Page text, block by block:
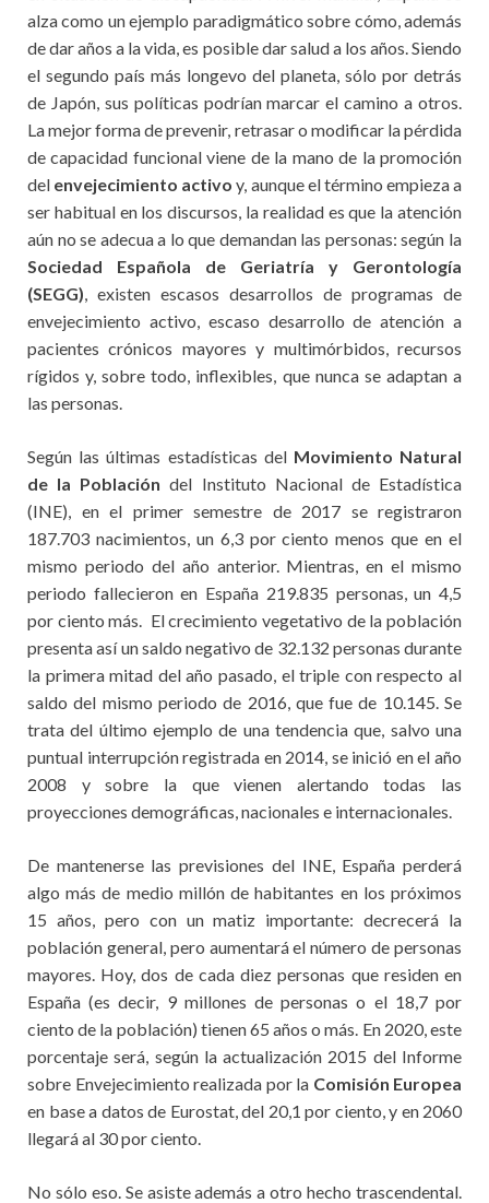
alza como un ejemplo paradigmático sobre cómo, además
de dar años a la vida, es posible dar salud a los años. Siendo
el segundo país más longevo del planeta, sólo por detrás
de Japón, sus políticas podrían marcar el camino a otros.
La mejor forma de prevenir, retrasar o modificar la pérdida
de capacidad funcional viene de la mano de la promoción
del envejecimiento activo y, aunque el término empieza a
ser habitual en los discursos, la realidad es que la atención
aún no se adecua a lo que demandan las personas: según la
Sociedad Española de Geriatría y Gerontología
(SEGG), existen escasos desarrollos de programas de
envejecimiento activo, escaso desarrollo de atención a
pacientes crónicos mayores y multimórbidos, recursos
rígidos y, sobre todo, inflexibles, que nunca se adaptan a
las personas.
Según las últimas estadísticas del Movimiento Natural
de la Poblacióndel Instituto Nacional de Estadística
(INE), en el primer semestre de 2017 se registraron
187.703 nacimientos, un 6,3 por ciento menos que en el
mismo periodo del año anterior. Mientras, en el mismo
periodo fallecieron en España 219.835 personas, un 4,5
por ciento más. El crecimiento vegetativo de la población
presenta así un saldo negativo de 32.132 personas durante
la primera mitad del año pasado, el triple con respecto al
saldo del mismo periodo de 2016, que fue de 10.145. Se
trata del último ejemplo de una tendencia que, salvo una
puntual interrupción registrada en 2014, se inició en el año
2008 y sobre la que vienen alertando todas las
proyecciones demográficas, nacionales e internacionales.
De mantenerse las previsiones del INE, España perderá
algo más de medio millón de habitantes en los próximos
15 años, pero con un matiz importante: decrecerá la
población general, pero aumentará el número de personas
mayores. Hoy, dos de cada diez personas que residen en
España (es decir, 9 millones de personas o el 18,7 por
ciento de la población) tienen 65 años o más. En 2020, este
porcentaje será, según la actualización 2015 del Informe
sobre Envejecimiento realizada por la Comisión Europea
en base a datos de Eurostat, del 20,1 por ciento, y en 2060
llegará al 30 por ciento.
No sólo eso. Se asiste además a otro hecho trascendental.